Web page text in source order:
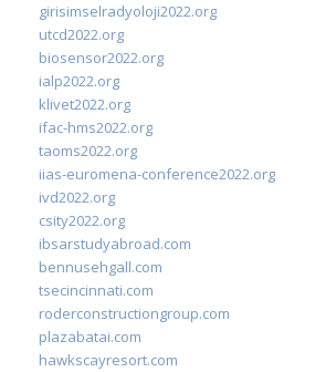
girisimselradyoloji2022.org
utcd2022.org
biosensor2022.org
ialp2022.org
klivet2022.org
ifac-hms2022.org
taoms2022.org
iias-euromena-conference2022.org
ivd2022.org
csity2022.org
ibsarstudyabroad.com
bennusehgall.com
tsecincinnati.com
roderconstructiongroup.com
plazabatai.com
hawkscayresort.com